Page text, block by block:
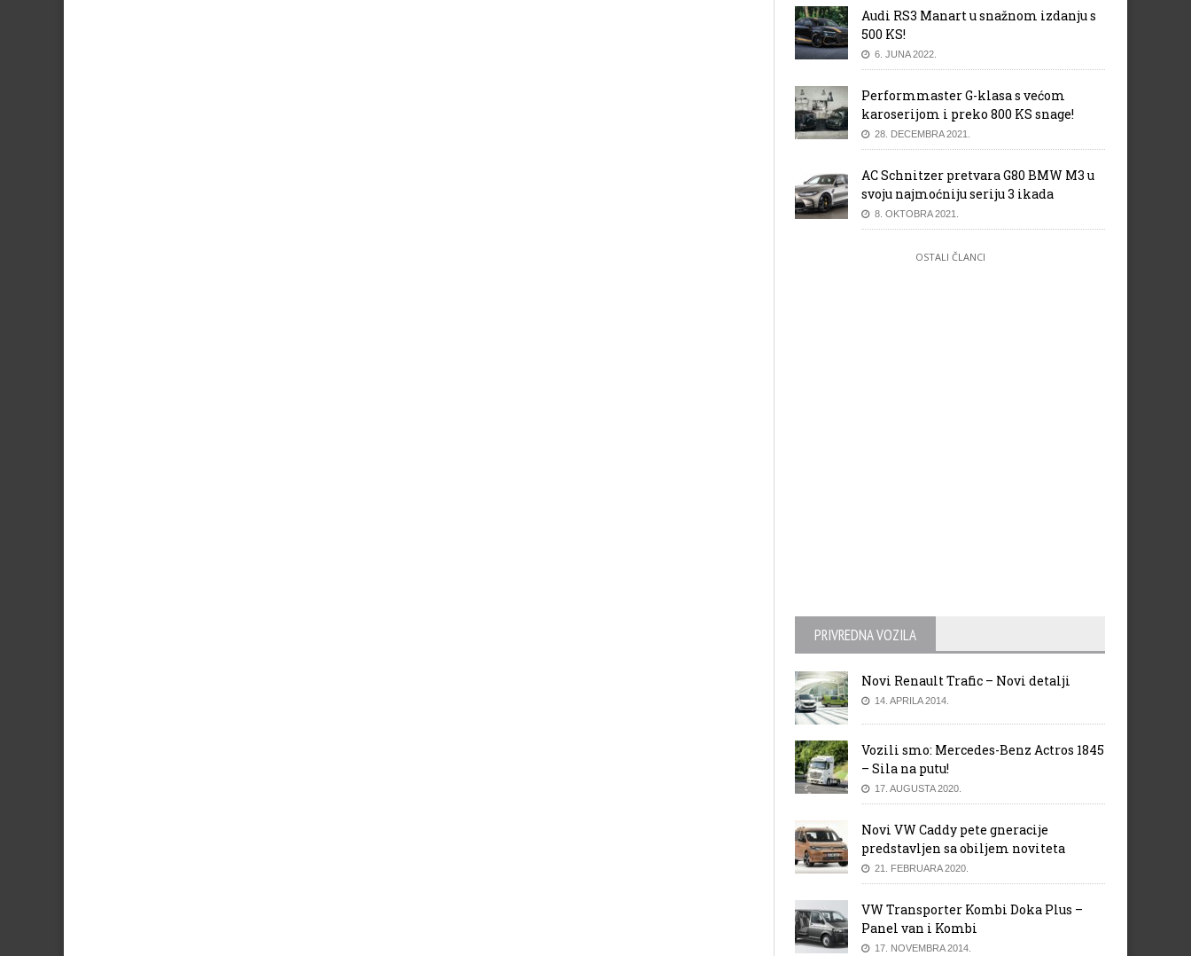
Audi RS3 Manart u snažnom izdanju s
500 KS!
6. JUNA 2022.
Performmaster G-klasa s većom
karoserijom i preko 800 KS snage!
28. DECEMBRA 2021.
AC Schnitzer pretvara G80 BMW M3 u
svoju najmoćniju seriju 3 ikada
8. OKTOBRA 2021.
OSTALI ČLANCI
PRIVREDNA VOZILA
Novi Renault Trafic – Novi detalji
14. APRILA 2014.
Vozili smo: Mercedes-Benz Actros 1845
– Sila na putu!
17. AUGUSTA 2020.
Novi VW Caddy pete gneracije
predstavljen sa obiljem noviteta
21. FEBRUARA 2020.
VW Transporter Kombi Doka Plus –
Panel van i Kombi
17. NOVEMBRA 2014.